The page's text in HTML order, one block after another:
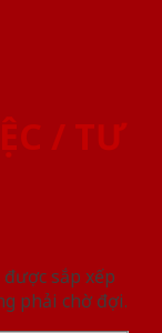
/ TƯ
sắp xếp
phải chờ đợi.